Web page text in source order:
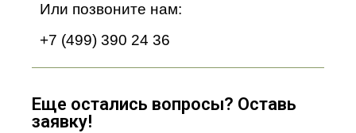
Или позвоните нам:
+7 (499) 390 24 36
Еще остались вопросы? Оставь
заявку!